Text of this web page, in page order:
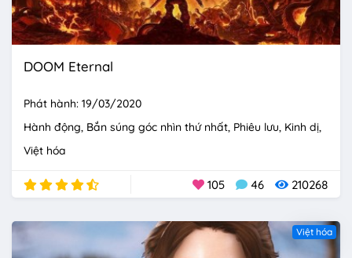
DOOM Eternal
Phát hành: 19/03/2020
Hành động Bắn súng góc nhìn thứ nhất Phiêu lưu Kinh dị
Việt hóa
105 46 210268
Việt hóa